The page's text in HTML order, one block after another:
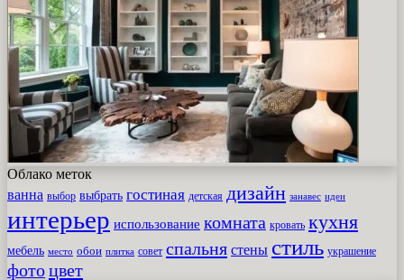
Облако меток
ванна выбор выбрать гостиная детская дизайн занавес идеи
интерьер использование комната кровать кухня
мебель место обои плитка совет спальня стены стиль украшение
фотоцвет